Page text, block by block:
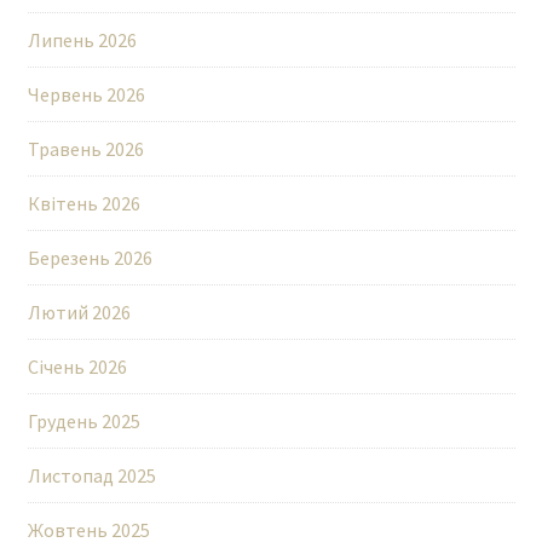
Липень 2026
Червень 2026
Травень 2026
Квітень 2026
Березень 2026
Лютий 2026
Січень 2026
Грудень 2025
Листопад 2025
Жовтень 2025